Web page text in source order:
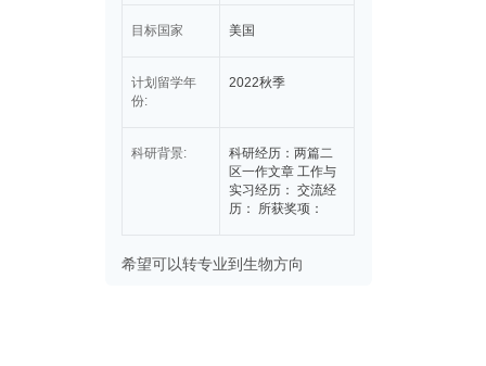
目标国家 美国
计划留学年
份:
2022秋季
科研背景:
科研经历：两篇二
区一作文章 工作与
实习经历： 交流经
历： 所获奖项：
希望可以转专业到生物方向